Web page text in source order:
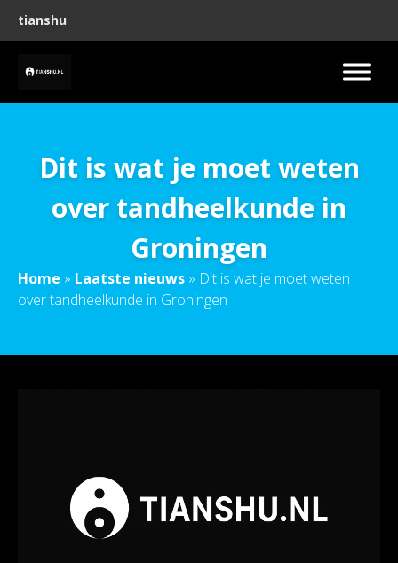
tianshu
Dit is wat je moet weten
over tandheelkunde in
Groningen
Home » Laatste nieuws » Dit is wat je moet weten
over tandheelkunde in Groningen